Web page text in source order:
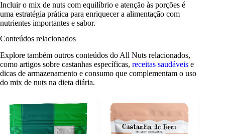
Incluir o mix de nuts com equilíbrio e atenção às porções é
uma estratégia prática para enriquecer a alimentação com
nutrientes importantes e sabor.
Conteúdos relacionados
Explore também outros conteúdos do All Nuts relacionados,
como artigos sobre castanhas específicas, receitas saudáveis e
dicas de armazenamento e consumo que complementam o uso
do mix de nuts na dieta diária.